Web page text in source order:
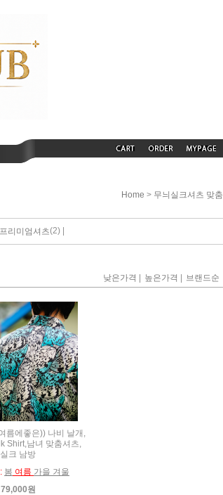
Home > 무늬실크셔츠 맞춤
리미엄셔츠(2) |
낮은가격 | 높은가격 | 브랜드순
름에좋은)) 나비 날개,
Shirt,남녀 맞춤셔츠,
실크 남방
봄 여름 가을 겨울
79,000원